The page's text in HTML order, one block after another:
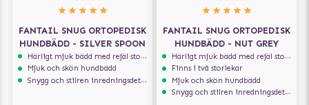
FANTAIL SNUG ORTOPEDISK
HUNDBÄDD - SILVER SPOON
Härligt mjuk bädd med rejäl stoppning som håller formen
Mjuk och skön hundbädd
Snygg och stilren inredningsdetalj
FANTAIL SNUG ORTOPEDISK
HUNDBÄDD - NUT GREY
Härligt mjuk bädd med rejäl stoppning som håller formen
Finns i två storlekar
Mjuk och skön hundbädd
Snygg och stilren inredningsdetalj